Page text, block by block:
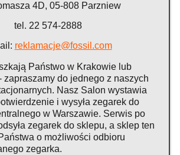
4D, 05-808 Parzniew
tel. 22 574-2888
reklamacje@fossil.com
Państwo w Krakowie lub
zapraszamy do jednego z naszych
Nasz Salon wystawia
i wysyła zegarek do
w Warszawie. Serwis po
zegarek do sklepu, a sklep ten
o możliwości odbioru
zegarka.